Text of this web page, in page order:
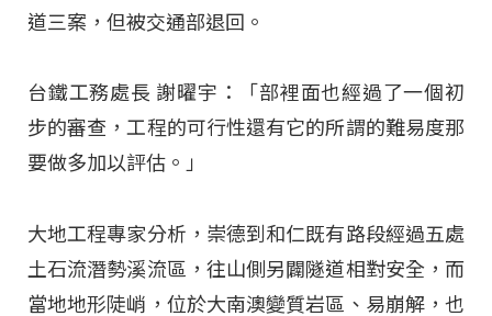
道三案，但被交通部退回。
台鐵工務處長 謝曜宇：「部裡面也經過了一個初
步的審查，工程的可行性還有它的所謂的難易度那
要做多加以評估。」
大地工程專家分析，崇德到和仁既有路段經過五處
土石流潛勢溪流區，往山側另闢隧道相對安全，而
當地地形陡峭，位於大南澳變質岩區、易崩解，也